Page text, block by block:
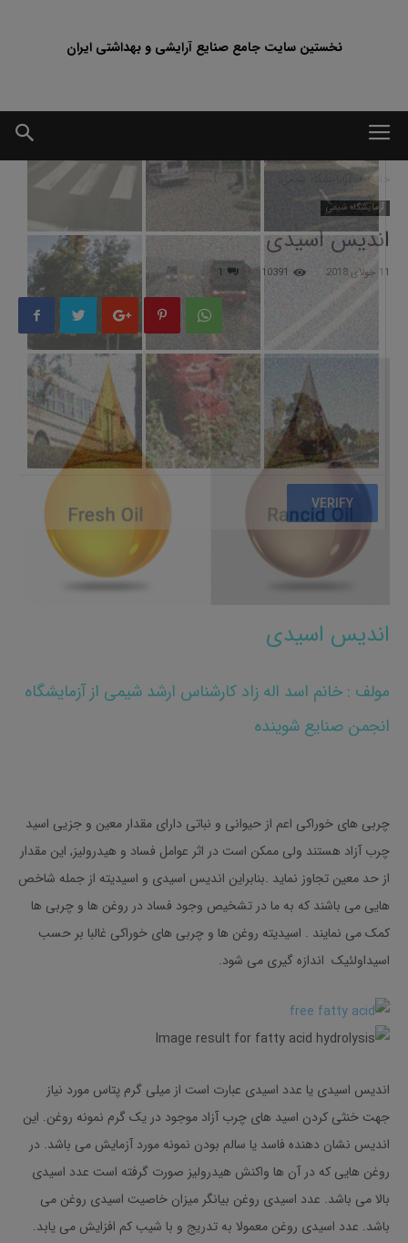
نخستین سایت جامع صنایع آرایشی و بهداشتی ایران
خانه آزمایشگاه شیمی
آزمایشگاه شیمی
اندیس اسیدی
11 جولای 2018 10391
1
اندیس اسیدی
مولف : خانم اسد اله زاد کارشناس ارشد شیمی از آزمایشگاه
انجمن صنایع شوینده
چربی های خوراکی اعم از حیوانی و نباتی دارای مقدار معین و جزیی اسید
چرب آزاد هستند ولی ممکن است در اثر عوامل فساد و هیدرولیز, این مقدار
از حد معین تجاوز نماید .بنابراین اندیس اسیدی و اسیدیته از جمله شاخص
هایی می باشند که به ما در تشخیص وجود فساد در روغن ها و چربی ها
کمک می نمایند . اسیدیته روغن ها و چربی های خوراکی غالبا بر حسب
اسیداولئیک اندازه گیری می شود.
اندیس اسیدی یا عدد اسیدی عبارت است از میلی گرم پتاس مورد نیاز
جهت خنثی کردن اسید های چرب آزاد موجود در یک گرم نمونه روغن. این
اندیس نشان دهنده فاسد یا سالم بودن نمونه مورد آزمایش می باشد. در
روغن هایی که در آن ها واکنش هیدرولیز صورت گرفته است عدد اسیدی
بالا می باشد. عدد اسیدی روغن بیانگر میزان خاصیت اسیدی روغن می
باشد. عدد اسیدی روغن معمولا به تدریج و با شیب کم افزایش می یابد.